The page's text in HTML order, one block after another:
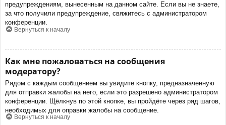
предупреждениям, вынесенным на данном сайте. Если вы не знаете,
за что получили предупреждение, свяжитесь с администратором
конференции.
Вернуться к началу
Как мне пожаловаться на сообщения
модератору?
Рядом с каждым сообщением вы увидите кнопку, предназначенную
для отправки жалобы на него, если это разрешено администратором
конференции. Щёлкнув по этой кнопке, вы пройдёте через ряд шагов,
необходимых для оправки жалобы на сообщение.
Вернуться к началу